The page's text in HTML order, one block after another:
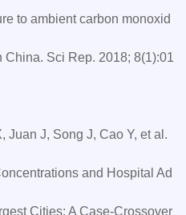
to ambient carbon monoxid
Sci Rep. 2018; 8(1):01
J, Song J, Cao Y, et al.
and Hospital Ad
Cities: A Case-Crossover